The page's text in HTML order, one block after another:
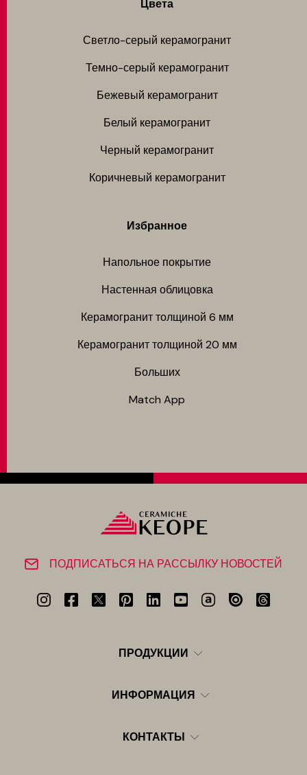
Цвета
Светло-серый керамогранит
Темно-серый керамогранит
Бежевый керамогранит
Белый керамогранит
Черный керамогранит
Коричневый керамогранит
Избранное
Напольное покрытие
Настенная облицовка
Керамогранит толщиной 6 мм
Керамогранит толщиной 20 мм
Больших
Match App
ПОДПИСАТЬСЯ НА РАССЫЛКУ НОВОСТЕЙ
ПРОДУКЦИИ
ИНФОРМАЦИЯ
КОНТАКТЫ